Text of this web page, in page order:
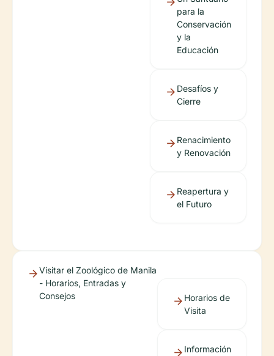
para la
Conservación
y la
Educación
Desafíos y
Cierre
Renacimiento
y Renovación
Reapertura y
el Futuro
Visitar el Zoológico de Manila
- Horarios, Entradas y
Consejos
Horarios de
Visita
Información